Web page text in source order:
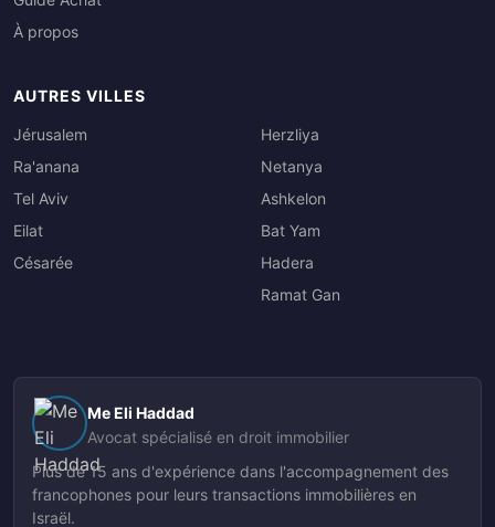
À propos
AUTRES VILLES
Jérusalem
Ra'anana
Tel Aviv
Eilat
Césarée
Herzliya
Netanya
Ashkelon
Bat Yam
Hadera
Ramat Gan
Me Eli Haddad
Avocat spécialisé en droit immobilier
Plus de 15 ans d'expérience dans l'accompagnement des
francophones pour leurs transactions immobilières en
Israël.